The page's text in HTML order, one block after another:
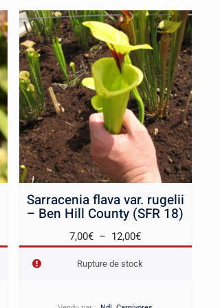
Sarracenia flava var. rugelii
– Ben Hill County (SFR 18)
7,00€ – 12,00€Plage
Rupture de stock